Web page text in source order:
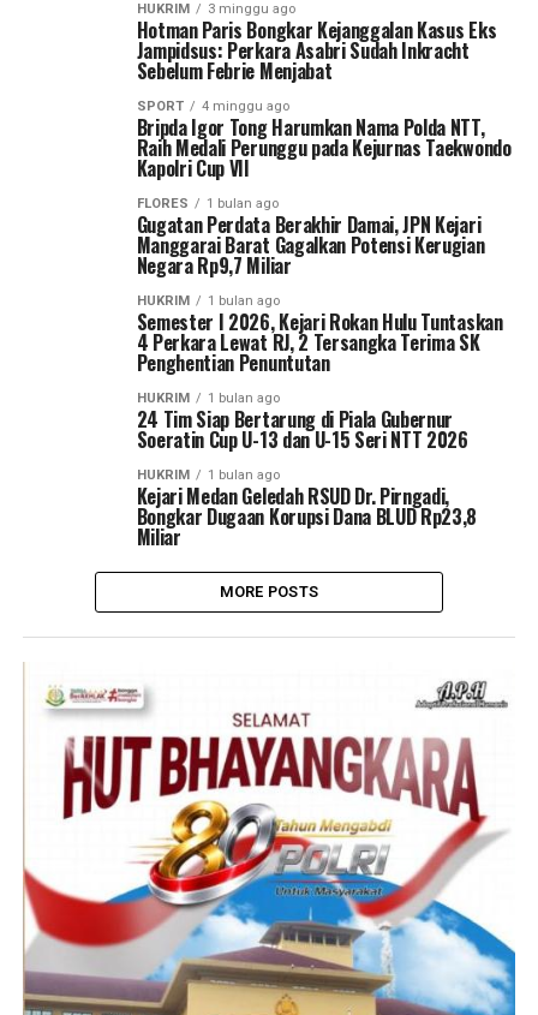
HUKRIM 3 minggu ago
Hotman Paris Bongkar Kejanggalan Kasus Eks
Jampidsus: Perkara Asabri Sudah Inkracht
Sebelum Febrie Menjabat
SPORT 4 minggu ago
Bripda Igor Tong Harumkan Nama Polda NTT,
Raih Medali Perunggu pada Kejurnas Taekwondo
Kapolri Cup VII
FLORES 1 bulan ago
Gugatan Perdata Berakhir Damai, JPN Kejari
Manggarai Barat Gagalkan Potensi Kerugian
Negara Rp9,7 Miliar
HUKRIM 1 bulan ago
Semester I 2026, Kejari Rokan Hulu Tuntaskan
4 Perkara Lewat RJ, 2 Tersangka Terima SK
Penghentian Penuntutan
HUKRIM 1 bulan ago
24 Tim Siap Bertarung di Piala Gubernur
Soeratin Cup U-13 dan U-15 Seri NTT 2026
HUKRIM 1 bulan ago
Kejari Medan Geledah RSUD Dr. Pirngadi,
Bongkar Dugaan Korupsi Dana BLUD Rp23,8
Miliar
MORE POSTS